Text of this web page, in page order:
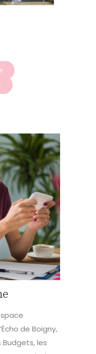
de Boigny,
Budgets, les